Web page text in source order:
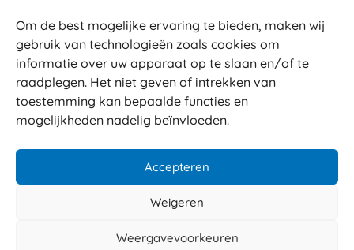
Om de best mogelijke ervaring te bieden, maken wij
gebruik van technologieën zoals cookies om
informatie over uw apparaat op te slaan en/of te
raadplegen. Het niet geven of intrekken van
toestemming kan bepaalde functies en
mogelijkheden nadelig beïnvloeden.
Accepteren
Weigeren
Weergavevoorkeuren
Betalen
Levering
Retouren
Service en garantie
Veilig betalen
© 2026 Sabé Verpakkingen